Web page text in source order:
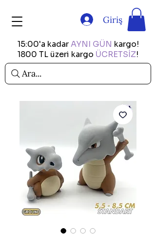
1800 TL üzeri kargo ÜCRETSİZ!
15:00'a kadar AYNI GÜN kargo!
Ara...
Giriş